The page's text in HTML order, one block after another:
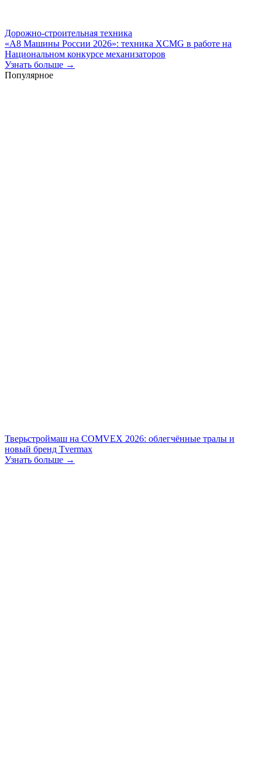
Дорожно-строительная техника
«А8 Машины России 2026»: техника XCMG в работе на
Национальном конкурсе механизаторов
Узнать больше →
Популярное
Тверьстроймаш на COMVEX 2026: облегчённые тралы и
новый бренд Tvermax
Узнать больше →